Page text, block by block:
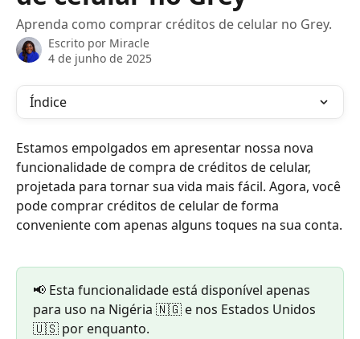
Aprenda como comprar créditos de celular no Grey.
Escrito por Miracle
4 de junho de 2025
Índice
Estamos empolgados em apresentar nossa nova
funcionalidade de compra de créditos de celular,
projetada para tornar sua vida mais fácil. Agora, você
pode comprar créditos de celular de forma
conveniente com apenas alguns toques na sua conta.
📢 Esta funcionalidade está disponível apenas
para uso na Nigéria 🇳🇬 e nos Estados Unidos
🇺🇸 por enquanto.